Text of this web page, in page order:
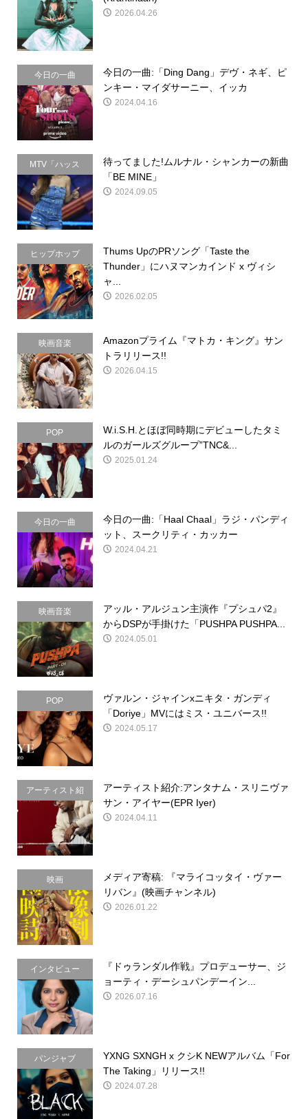
介
2026.04.26
今日の一曲
今日の一曲:「Ding Dang」デヴ・ネギ、ピ
ンキー・マイダサーニー、イッカ
2024.04.16
MTV「ハッス
ル」
待ってました!ムルナル・シャンカーの新曲
「BE MINE」
2024.09.05
ヒップホップ
Thums UpのPRソング「Taste the
Thunder」にハヌマンカインド x ヴィシ
ャ...
2026.02.05
映画音楽
Amazonプライム『マトカ・キング』サン
トラリリース!!
2026.04.15
POP
W.i.S.H.とほぼ同時期にデビューしたタミ
ルのガールズグループ”TNC&...
2025.01.24
今日の一曲
今日の一曲:「Haal Chaal」ラジ・パンディ
ット、スークリティ・カッカー
2024.04.21
映画音楽
アッル・アルジュン主演作『プシュパ2』
からDSPが手掛けた「PUSHPA PUSHPA...
2024.05.01
POP
ヴァルン・ジャインxニキタ・ガンディ
「Doriye」MVにはミス・ユニバース!!
2024.05.17
アーティスト紹
介
アーティスト紹介:アンタナム・スリニヴァ
サン・アイヤー(EPR Iyer)
2024.04.11
映画
メディア寄稿: 『マライコッタイ・ヴァー
リバン』(映画チャンネル)
2026.01.22
インタビュー
『ドゥランダル作戦』プロデューサー、ジ
ョーティ・デーシュパンデーイン...
2026.07.16
パンジャブ
YXNG SXNGH x クシK NEWアルバム「For
The Taking」リリース!!
2024.07.28